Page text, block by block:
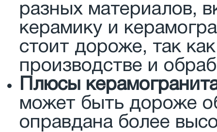
разных материалов,
керамику и
стоит дороже, так
производстве и
Плюсы
может быть дороже
оправдана более